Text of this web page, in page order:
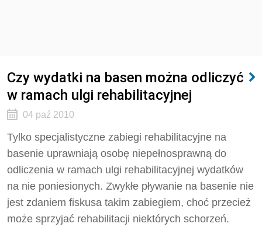
Czy wydatki na basen można odliczyć
w ramach ulgi rehabilitacyjnej
04 paź 2010
Tylko specjalistyczne zabiegi rehabilitacyjne na
basenie uprawniają osobę niepełnosprawną do
odliczenia w ramach ulgi rehabilitacyjnej wydatków
na nie poniesionych. Zwykłe pływanie na basenie nie
jest zdaniem fiskusa takim zabiegiem, choć przecież
może sprzyjać rehabilitacji niektórych schorzeń.